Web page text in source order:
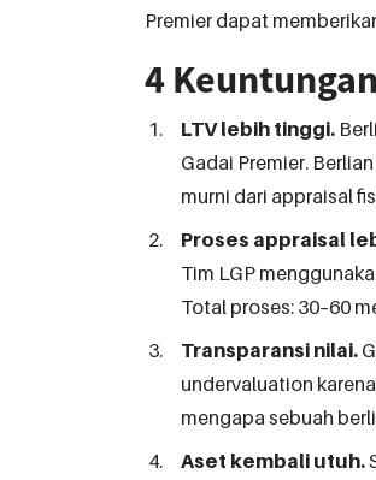
Premier dapat
4
LTV lebih tinggi.
Gadai Premier.
murni dari appraisal
Proses appraisal
Tim LGP
Total proses: 30–60
Transparansi nilai.
undervaluation
mengapa sebuah
Aset kembali utuh.